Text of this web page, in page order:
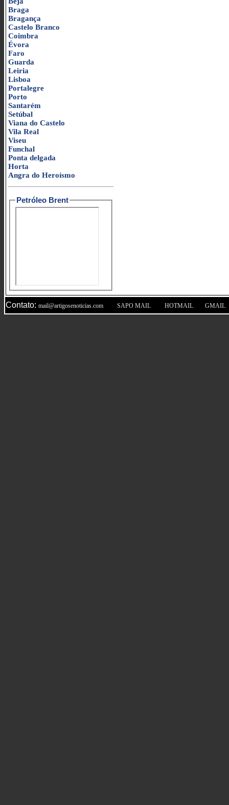
Braga
Bragança
Castelo Branco
Coimbra
Évora
Faro
Guarda
Leiria
Lisboa
Portalegre
Porto
Santarém
Setúbal
Viana do Castelo
Vila Real
Viseu
Funchal
Ponta delgada
Horta
Angra do Heroísmo
Petróleo Brent
Contato: mail@artigosenoticias.com SAPO MAIL HOTMAIL GMAIL